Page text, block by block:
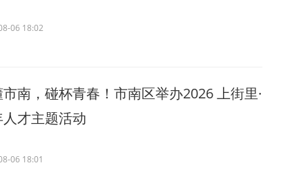
06 18:02
南，碰杯青春！市南区举办2026 上街里·
才主题活动
06 18:01